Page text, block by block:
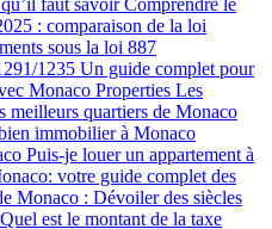
: comparaison de la loi
sous la loi 887
1235 Un guide complet pour
Monaco Properties Les
meilleurs quartiers de Monaco
immobilier à Monaco
Puis-je louer un appartement à
votre guide complet des
Monaco : Dévoiler des siècles
Quel est le montant de la taxe